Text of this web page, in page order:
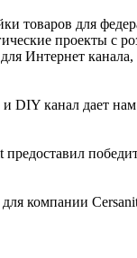
товаров для
проекты с
Интернет
канал дает
компании